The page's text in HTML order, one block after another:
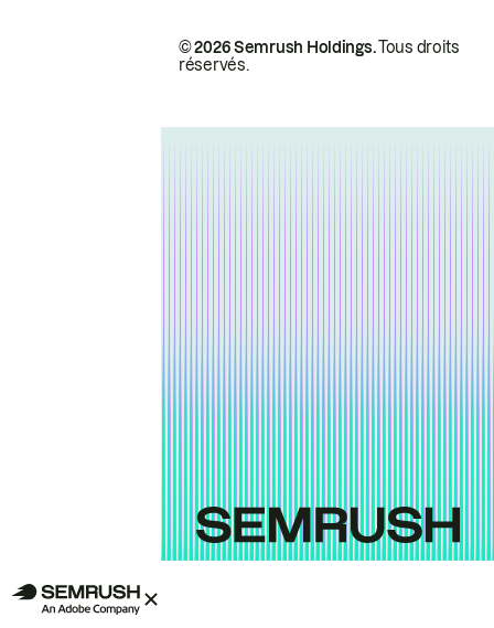
© 2026 Semrush Holdings.Tous droits
réservés.